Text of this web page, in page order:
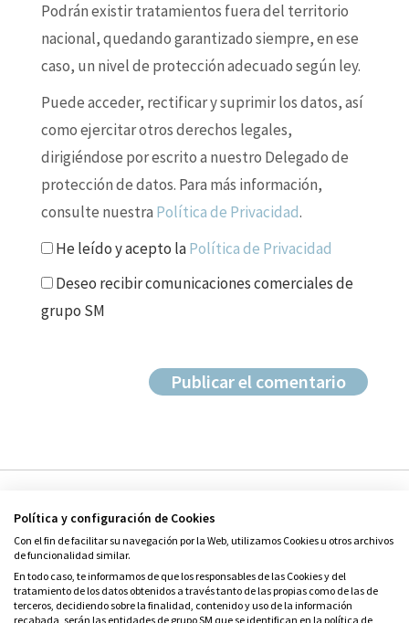
Podrán existir tratamientos fuera del territorio
nacional, quedando garantizado siempre, en ese
caso, un nivel de protección adecuado según ley.
Puede acceder, rectificar y suprimir los datos, así
como ejercitar otros derechos legales,
dirigiéndose por escrito a nuestro Delegado de
protección de datos. Para más información,
consulte nuestra Política de Privacidad.
He leído y acepto laPolítica de Privacidad
Deseo recibir comunicaciones comerciales de
grupo SM
© Grupo SM
Condiciones de uso
Política y configuración de Cookies
Con el fin de facilitar su navegación por la Web, utilizamos Cookies u otros archivos
de funcionalidad similar.
En todo caso, te informamos de que los responsables de las Cookies y del
tratamiento de los datos obtenidos a través tanto de las propias como de las de
terceros, decidiendo sobre la finalidad, contenido y uso de la información
recabada, serán las entidades de grupo SM que se identifican en la política de